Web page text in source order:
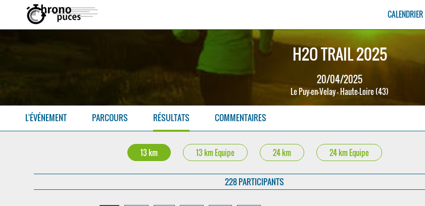
CALENDRIER
H2O TRAIL 2025
20/04/2025
Le Puy-en-Velay - Haute-Loire (43)
L'ÉVÉNEMENT PARCOURS RÉSULTATS COMMENTAIRES
13 km 13 km Equipe 24 km 24 km Equipe
228 PARTICIPANTS